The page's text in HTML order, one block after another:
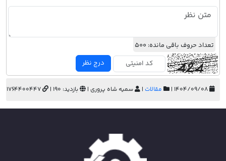
تعداد حروف باقی مانده: 500
درج نظر
مقالات | سمیه شاه پروری | بازدید: 190 | 1764400447